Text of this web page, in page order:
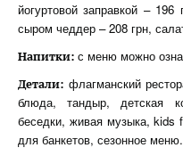
йогуртовой заправкой –
сыром чеддер – 208 грн,
Напитки: с меню можно
Детали: флагманский
блюда, тандыр, детская
беседки, живая музыка, kids
для банкетов, сезонное меню.